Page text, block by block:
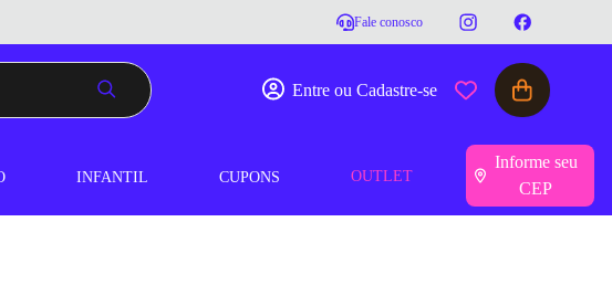
Fale conosco
Entre ou Cadastre-se
INFANTIL CUPONS OUTLET
Informe seu
CEP